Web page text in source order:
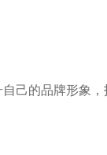
己的品牌形象，